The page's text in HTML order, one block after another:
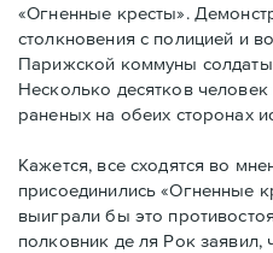
«Огненные кресты».
столкновения с полицией и
Парижской коммуны солдаты
Несколько десятков
раненых на обеих сторонах
Кажется, все сходятся во
присоединились «Огненные
выиграли бы это
полковник де ля Рок